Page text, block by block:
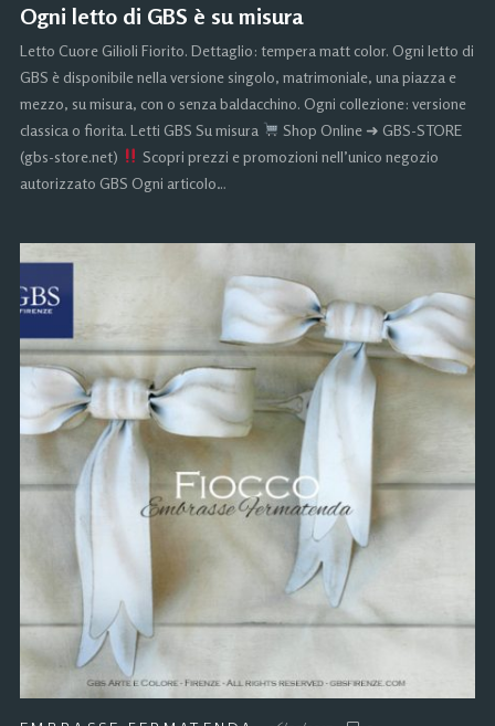
Ogni letto di GBS è su misura
Letto Cuore Gilioli Fiorito. Dettaglio: tempera matt color. Ogni letto di
GBS è disponibile nella versione singolo, matrimoniale, una piazza e
mezzo, su misura, con o senza baldacchino. Ogni collezione: versione
classica o fiorita. Letti GBS Su misura
Shop Online ➜ GBS-STORE
(gbs-store.net)
Scopri prezzi e promozioni nell’unico negozio
autorizzato GBS Ogni articolo…